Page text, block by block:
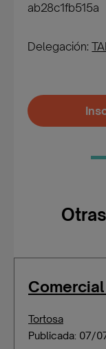
ab28c1fb515a
Delegación:
Tortosa
Publicada: 07/